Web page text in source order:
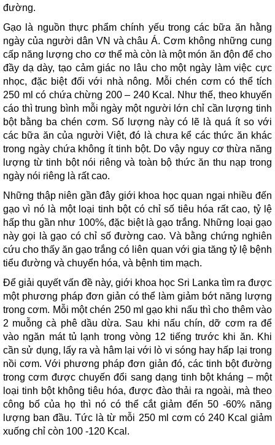
đường.
Gạo là nguồn thực phẩm chính yếu trong các bữa ăn hằng
ngày của người dân VN và châu Á. Cơm không những cung
cấp năng lượng cho cơ thể mà còn là một món ăn độn để cho
đầy dạ dày, tạo cảm giác no lâu cho một ngày làm việc cực
nhọc, đặc biệt đối với nhà nông. Mỗi chén cơm có thể tích
250 ml có chứa chừng 200 – 240 Kcal. Như thế, theo khuyến
cáo thì trung bình mỗi ngày một người lớn chỉ cần lượng tinh
bột bằng ba chén cơm. Số lượng này có lẽ là quá ít so với
các bữa ăn của người Việt, đó là chưa kể các thức ăn khác
trong ngày chứa không ít tinh bột. Do vậy nguy cơ thừa năng
lượng từ tinh bột nói riêng và toàn bộ thức ăn thu nạp trong
ngày nói riêng là rất cao.
Những thập niên gần đây giới khoa học quan ngại nhiều đến
gạo vì nó là một loại tinh bột có chỉ số tiêu hóa rất cao, tỷ lệ
hấp thu gần như 100%, đặc biệt là gạo trắng. Những loại gạo
này gọi là gạo có chỉ số đường cao. Và bằng chứng nghiên
cứu cho thấy ăn gạo trắng có liên quan với gia tăng tỷ lệ bệnh
tiểu đường và chuyển hóa, và bệnh tim mạch.
Để giải quyết vấn đề này, giới khoa học Sri Lanka tìm ra được
một phương pháp đơn giản có thể làm giảm bớt năng lượng
trong cơm. Mỗi một chén 250 ml gạo khi nấu thì cho thêm vào
2 muỗng cà phê dầu dừa. Sau khi nấu chín, dỡ cơm ra để
vào ngăn mát tủ lạnh trong vòng 12 tiếng trước khi ăn. Khi
cần sử dụng, lấy ra và hâm lại với lò vi sóng hay hấp lại trong
nồi cơm. Với phương pháp đơn giản đó, các tinh bột đường
trong cơm được chuyến đổi sang dạng tinh bột kháng – một
loại tinh bột không tiêu hóa, được đào thải ra ngoài, mà theo
công bố của họ thì nó có thể cắt giảm đến 50 -60% năng
lượng ban đầu. Tức là từ mỗi 250 ml cơm có 240 Kcal giảm
xuống chỉ còn 100 -120 Kcal.